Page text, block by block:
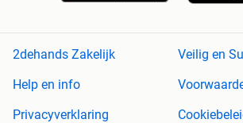
2dehands Zakelijk
Veilig en
Help en info
Privacyverklaring